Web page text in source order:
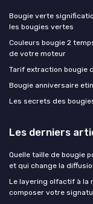
Bougie verte
les bougies vertes
Couleurs bougie 2
de votre moteur
Tarif extraction bougie
Bougie anniversaire
Les secrets des
Les derniers
Quelle taille de bougie
et qui change la
Le layering olfactif à la
composer votre